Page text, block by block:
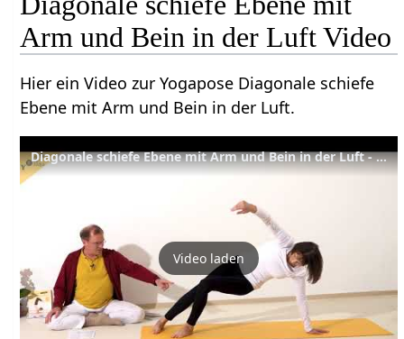
Arm und Bein in der Luft Video
Hier ein Video zur Yogapose Diagonale schiefe
Ebene mit Arm und Bein in der Luft.
Diagonale schiefe Ebene mit Arm und Bein in der Luft - Yoga Asana Lexikon
Video laden